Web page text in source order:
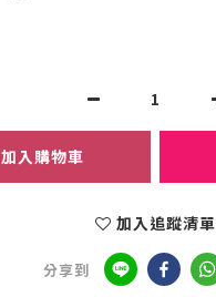
加入購物車
加入追蹤清單
分享到